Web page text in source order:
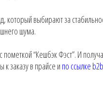
который выбирают за
шума.
“Кешбэк Фэст”. И
к заказу в прайсе и по ссылке b2b